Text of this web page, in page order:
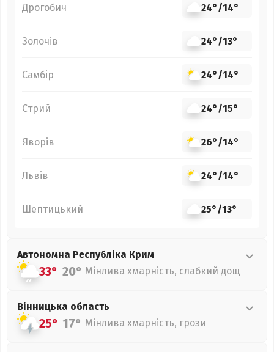
Дрогобич 24°/14°
Золочів 24°/13°
Самбір 24°/14°
Стрий 24°/15°
Яворів 26°/14°
Львів 24°/14°
Шептицький 25°/13°
Автономна Республіка Крим
33° 20° Мінлива хмарність, слабкий дощ
Вінницька область
25° 17° Мінлива хмарність, грози